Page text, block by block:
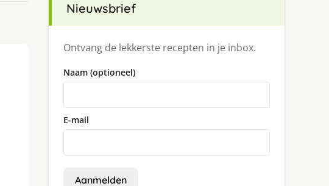
Nieuwsbrief
Ontvang de lekkerste recepten in je inbox.
Naam (optioneel)
E-mail
Aanmelden